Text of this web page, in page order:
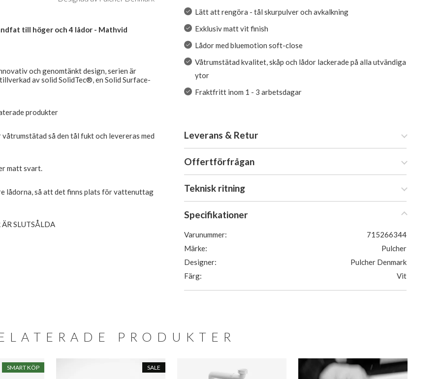
till höger och 4 lådor - Mathvid
och genomtänkt design, serien är
av solid SolidTec®, en Solid Surface-
produkter
så den tål fukt och levereras med
matt svart.
lådorna, så att det finns plats för vattenuttag
SLUTSÅLDA
Lätt att rengöra - tål skurpulver och avkalkning
Exklusiv matt vit finish
Lådor med bluemotion soft-close
Våtrumstätad kvalitet, skåp och lådor lackerade på alla utvändiga
ytor
Fraktfritt inom 1 - 3 arbetsdagar
Leverans & Retur
Offertförfrågan
Teknisk ritning
Specifikationer
Varunummer:
715266344
Märke:
Pulcher
Designer:
Pulcher Denmark
Färg:
Vit
PRODUKTER
SMART KÖP SALE